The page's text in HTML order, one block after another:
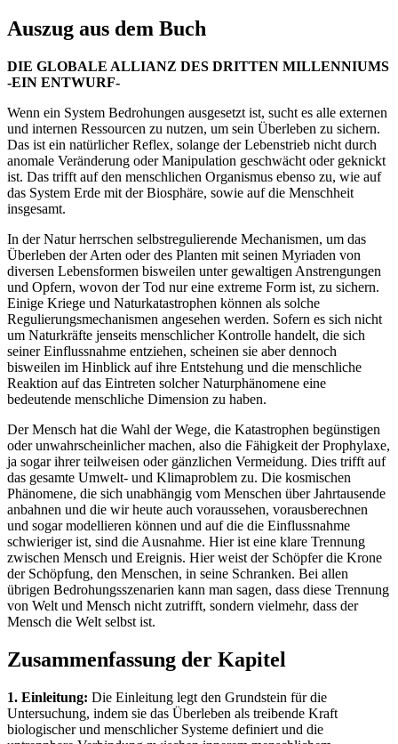
Auszug aus dem Buch
DIE GLOBALE ALLIANZ DES DRITTEN MILLENNIUMS
-EIN ENTWURF-
Wenn ein System Bedrohungen ausgesetzt ist, sucht es alle externen
und internen Ressourcen zu nutzen, um sein Überleben zu sichern.
Das ist ein natürlicher Reflex, solange der Lebenstrieb nicht durch
anomale Veränderung oder Manipulation geschwächt oder geknickt
ist. Das trifft auf den menschlichen Organismus ebenso zu, wie auf
das System Erde mit der Biosphäre, sowie auf die Menschheit
insgesamt.
In der Natur herrschen selbstregulierende Mechanismen, um das
Überleben der Arten oder des Planten mit seinen Myriaden von
diversen Lebensformen bisweilen unter gewaltigen Anstrengungen
und Opfern, wovon der Tod nur eine extreme Form ist, zu sichern.
Einige Kriege und Naturkatastrophen können als solche
Regulierungsmechanismen angesehen werden. Sofern es sich nicht
um Naturkräfte jenseits menschlicher Kontrolle handelt, die sich
seiner Einflussnahme entziehen, scheinen sie aber dennoch
bisweilen im Hinblick auf ihre Entstehung und die menschliche
Reaktion auf das Eintreten solcher Naturphänomene eine
bedeutende menschliche Dimension zu haben.
Der Mensch hat die Wahl der Wege, die Katastrophen begünstigen
oder unwahrscheinlicher machen, also die Fähigkeit der Prophylaxe,
ja sogar ihrer teilweisen oder gänzlichen Vermeidung. Dies trifft auf
das gesamte Umwelt- und Klimaproblem zu. Die kosmischen
Phänomene, die sich unabhängig vom Menschen über Jahrtausende
anbahnen und die wir heute auch voraussehen, vorausberechnen
und sogar modellieren können und auf die die Einflussnahme
schwieriger ist, sind die Ausnahme. Hier ist eine klare Trennung
zwischen Mensch und Ereignis. Hier weist der Schöpfer die Krone
der Schöpfung, den Menschen, in seine Schranken. Bei allen
übrigen Bedrohungsszenarien kann man sagen, dass diese Trennung
von Welt und Mensch nicht zutrifft, sondern vielmehr, dass der
Mensch die Welt selbst ist.
Zusammenfassung der Kapitel
1. Einleitung: Die Einleitung legt den Grundstein für die
Untersuchung, indem sie das Überleben als treibende Kraft
biologischer und menschlicher Systeme definiert und die